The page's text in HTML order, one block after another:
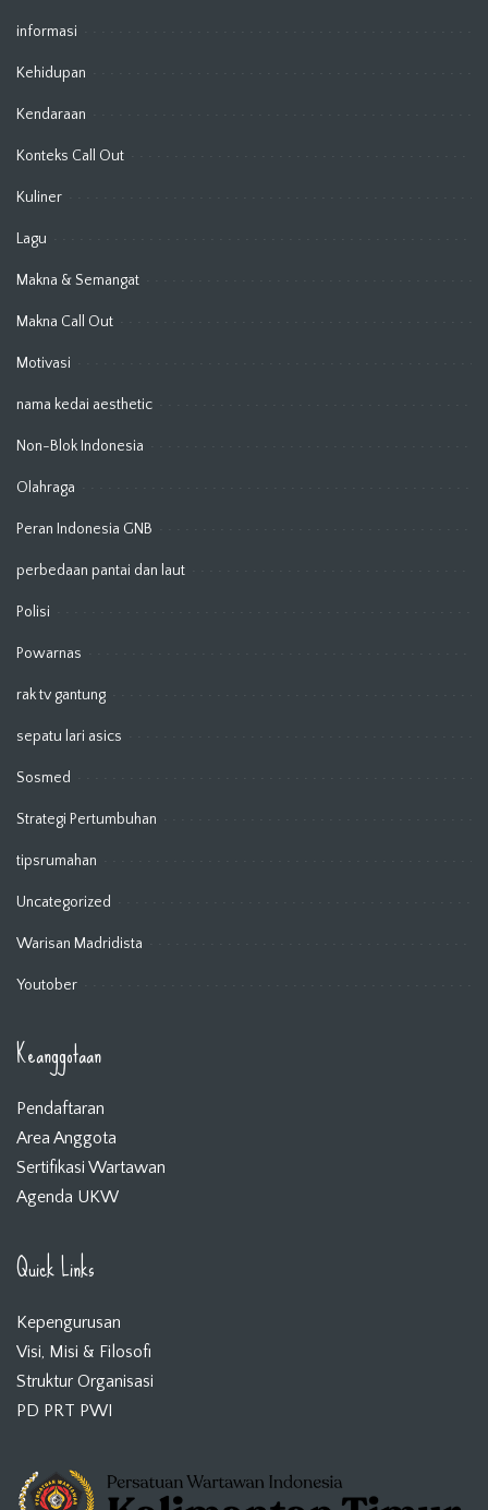
informasi
Kehidupan
Kendaraan
Konteks Call Out
Kuliner
Lagu
Makna & Semangat
Makna Call Out
Motivasi
nama kedai aesthetic
Non-Blok Indonesia
Olahraga
Peran Indonesia GNB
perbedaan pantai dan laut
Polisi
Powarnas
rak tv gantung
sepatu lari asics
Sosmed
Strategi Pertumbuhan
tipsrumahan
Uncategorized
Warisan Madridista
Youtober
Keanggotaan
Pendaftaran
Area Anggota
Sertifikasi Wartawan
Agenda UKW
Quick Links
Kepengurusan
Visi, Misi & Filosofi
Struktur Organisasi
PD PRT PWI